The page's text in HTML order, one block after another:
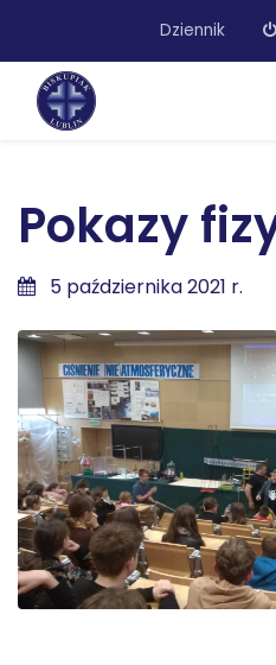
Dziennik
Pokazy
5 października 2021 r.